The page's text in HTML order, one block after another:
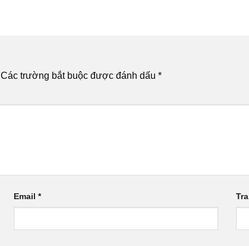
Các trường bắt buộc được đánh dấu *
Email*